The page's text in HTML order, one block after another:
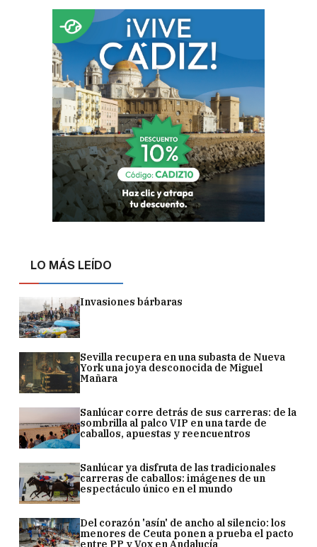
LO MÁS LEÍDO
Invasiones bárbaras
Sevilla recupera en una subasta de Nueva
York una joya desconocida de Miguel
Mañara
Sanlúcar corre detrás de sus carreras: de la
sombrilla al palco VIP en una tarde de
caballos, apuestas y reencuentros
Sanlúcar ya disfruta de las tradicionales
carreras de caballos: imágenes de un
espectáculo único en el mundo
Del corazón 'asín' de ancho al silencio: los
menores de Ceuta ponen a prueba el pacto
entre PP y Vox en Andalucía